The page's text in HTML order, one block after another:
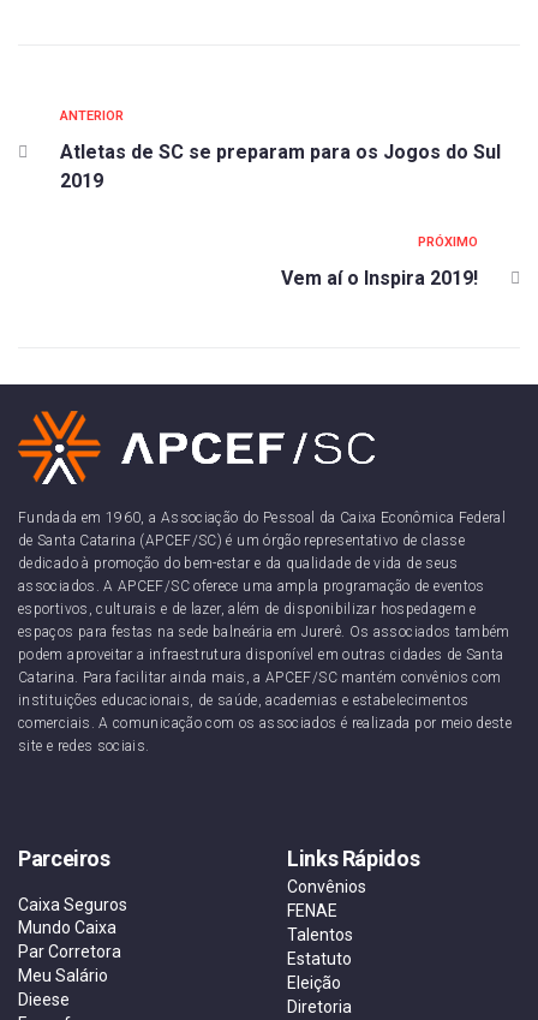
ANTERIOR
Atletas de SC se preparam para os Jogos do Sul
2019
PRÓXIMO
Vem aí o Inspira 2019!
Fundada em 1960, a Associação do Pessoal da Caixa Econômica Federal
de Santa Catarina (APCEF/SC) é um órgão representativo de classe
dedicado à promoção do bem-estar e da qualidade de vida de seus
associados. A APCEF/SC oferece uma ampla programação de eventos
esportivos, culturais e de lazer, além de disponibilizar hospedagem e
espaços para festas na sede balneária em Jurerê. Os associados também
podem aproveitar a infraestrutura disponível em outras cidades de Santa
Catarina. Para facilitar ainda mais, a APCEF/SC mantém convênios com
instituições educacionais, de saúde, academias e estabelecimentos
comerciais. A comunicação com os associados é realizada por meio deste
site e redes sociais.
Parceiros
Caixa Seguros
Mundo Caixa
Par Corretora
Meu Salário
Dieese
Links Rápidos
Convênios
FENAE
Talentos
Estatuto
Eleição
Diretoria